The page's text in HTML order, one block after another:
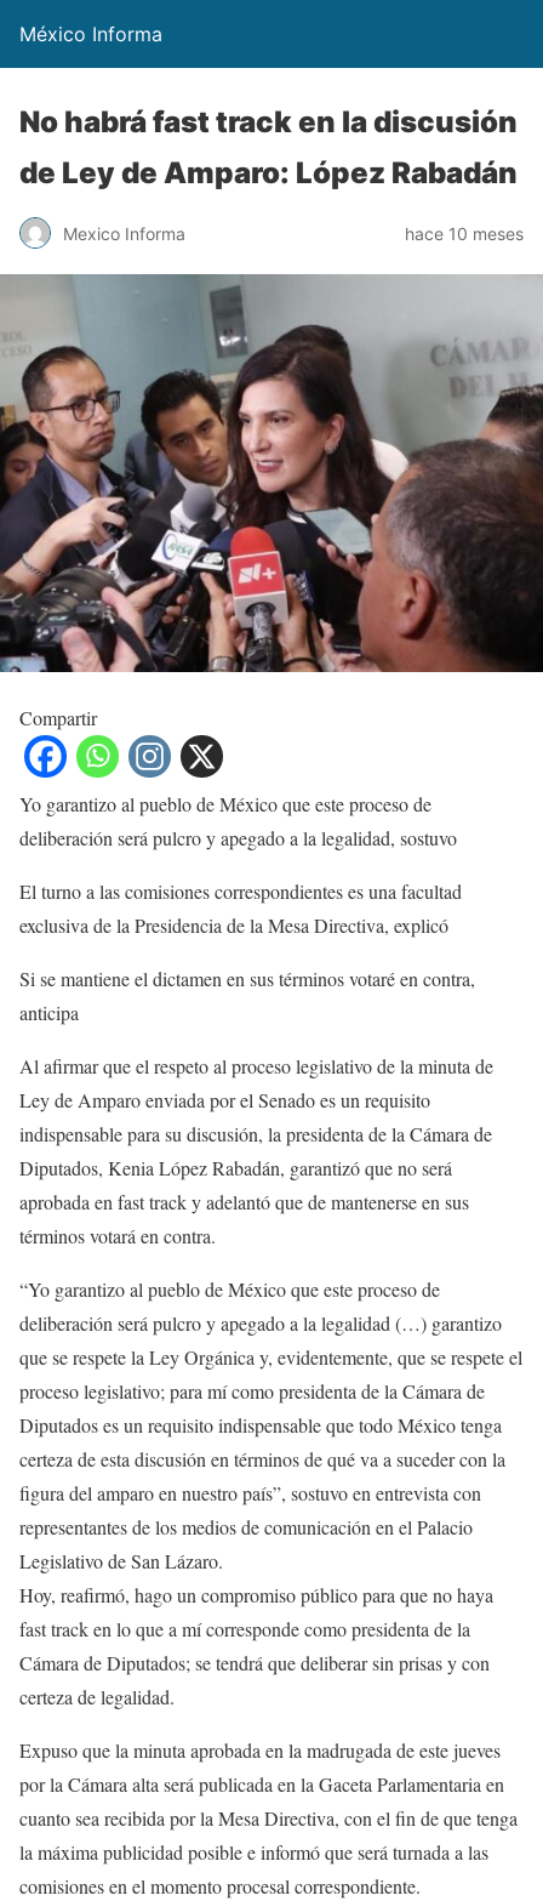
México Informa
No habrá fast track en la discusión
de Ley de Amparo: López Rabadán
Mexico Informa hace 10 meses
Compartir
Yo garantizo al pueblo de México que este proceso de
deliberación será pulcro y apegado a la legalidad, sostuvo
El turno a las comisiones correspondientes es una facultad
exclusiva de la Presidencia de la Mesa Directiva, explicó
Si se mantiene el dictamen en sus términos votaré en contra,
anticipa
Al afirmar que el respeto al proceso legislativo de la minuta de
Ley de Amparo enviada por el Senado es un requisito
indispensable para su discusión, la presidenta de la Cámara de
Diputados, Kenia López Rabadán, garantizó que no será
aprobada en fast track y adelantó que de mantenerse en sus
términos votará en contra.
“Yo garantizo al pueblo de México que este proceso de
deliberación será pulcro y apegado a la legalidad (…) garantizo
que se respete la Ley Orgánica y, evidentemente, que se respete el
proceso legislativo; para mí como presidenta de la Cámara de
Diputados es un requisito indispensable que todo México tenga
certeza de esta discusión en términos de qué va a suceder con la
figura del amparo en nuestro país”, sostuvo en entrevista con
representantes de los medios de comunicación en el Palacio
Legislativo de San Lázaro.
Hoy, reafirmó, hago un compromiso público para que no haya
fast track en lo que a mí corresponde como presidenta de la
Cámara de Diputados; se tendrá que deliberar sin prisas y con
certeza de legalidad.
Expuso que la minuta aprobada en la madrugada de este jueves
por la Cámara alta será publicada en la Gaceta Parlamentaria en
cuanto sea recibida por la Mesa Directiva, con el fin de que tenga
la máxima publicidad posible e informó que será turnada a las
comisiones en el momento procesal correspondiente.